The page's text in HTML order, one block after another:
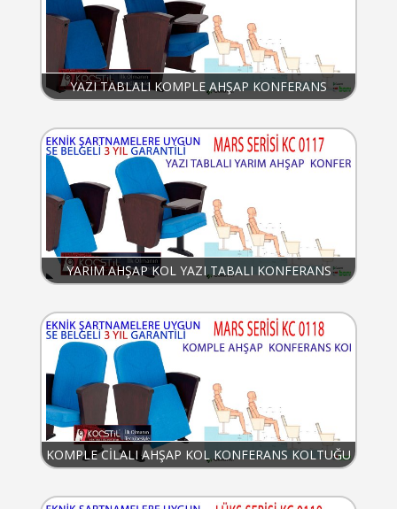
YAZI TABLALI KOMPLE AHŞAP KONFERANS
YARIM AHŞAP KOL YAZI TABALI KONFERANS
KOMPLE CİLALI AHŞAP KOL KONFERANS KOLTUĞU